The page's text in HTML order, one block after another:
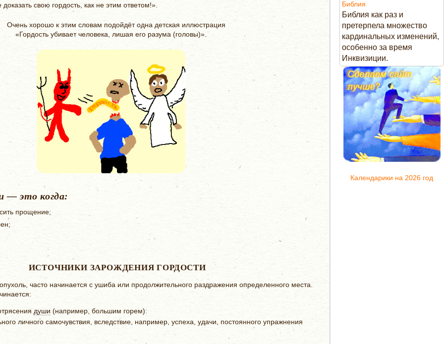
свою гордость, как не этим ответом!».
Очень хорошо к этим словам подойдёт одна детская иллюстрация
«Гордость убивает человека, лишая его разума (головы)».
— это когда:
прощение;
ИСТОЧНИКИ ЗАРОЖДЕНИЯ ГОРДОСТИ
часто начинается с ушиба или продолжительного раздражения определенного места.
души (например, большим горем):
личного самочувствия, вследствие, например, успеха, удачи, постоянного упражнения
Библия
Библия как раз и
претерпела множество
кардинальных изменений,
особенно за время
Инквизиции.
Календарики на 2026 год